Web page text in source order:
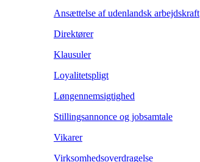
Ansættelse af udenlandsk arbejdskraft
Direktører
Klausuler
Loyalitetspligt
Løngennemsigtighed
Stillingsannonce og jobsamtale
Vikarer
Virksomhedsoverdragelse